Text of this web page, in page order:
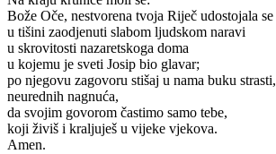
Bože Oče, nestvorena tvoja Riječ udostojala se
u tišini zaodjenuti slabom ljudskom naravi
u skrovitosti nazaretskoga doma
u kojemu je sveti Josip bio glavar;
po njegovu zagovoru stišaj u nama buku strasti,
neurednih nagnuća,
da svojim govorom častimo samo tebe,
koji živiš i kraljuješ u vijeke vjekova.
Amen.